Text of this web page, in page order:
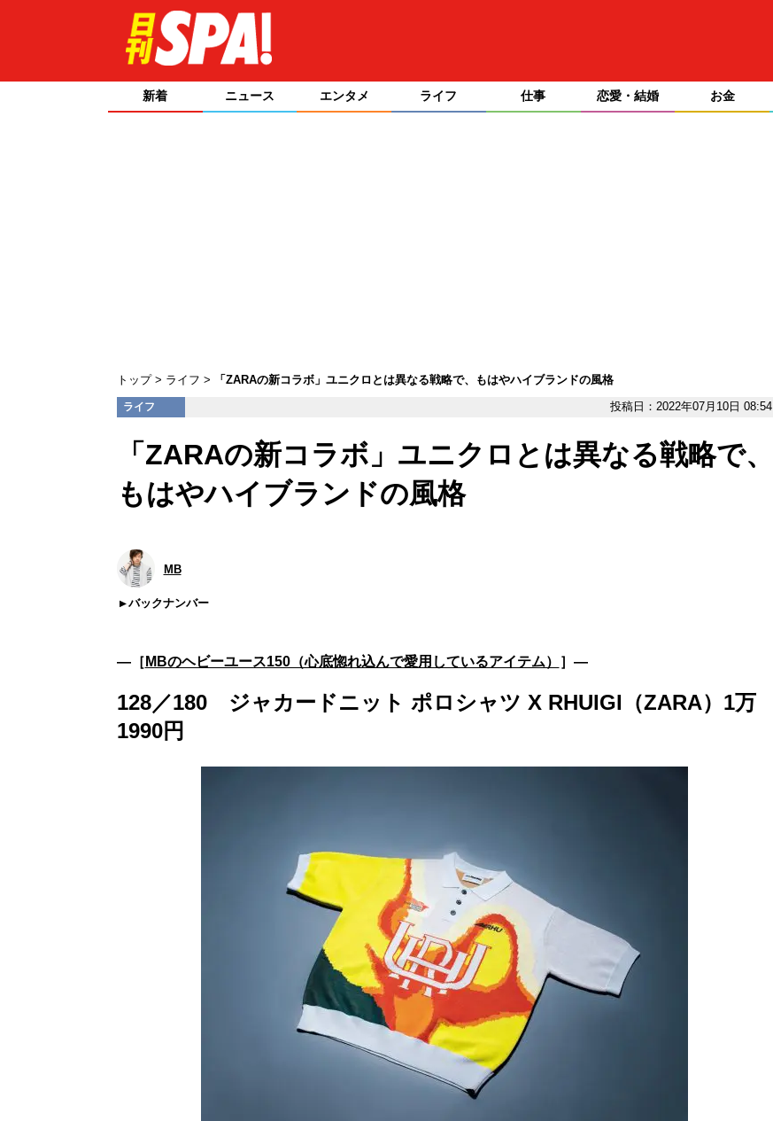
新着 ニュース エンタメ ライフ 仕事 恋愛・結婚 お金
トップ ライフ 「ZARAの新コラボ」ユニクロとは異なる戦略で、もはやハイブランドの風格
ライフ 投稿日：2022年07月10日 08:54
「ZARAの新コラボ」ユニクロとは異なる戦略で、
もはやハイブランドの風格
MB
バックナンバー
―［ MBのヘビーユース150（心底惚れ込んで愛用しているアイテム） ］―
128／180 ジャカードニット ポロシャツ X RHUIGI（ZARA）1万
1990円